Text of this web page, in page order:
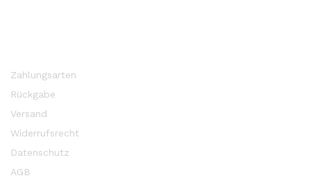
Zahlungsarten
Rückgabe
Versand
Widerrufsrecht
Datenschutz
AGB